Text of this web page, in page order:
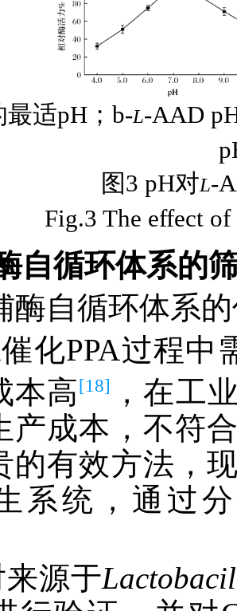
适pH；b-L-AAD
图3 pH对L-
Fig.3 The effect
自循环体系的
酶自循环体系
催化PPA过程
本高[18]
，在工
产成本，不符
的有效方法，
系统，通过
源于